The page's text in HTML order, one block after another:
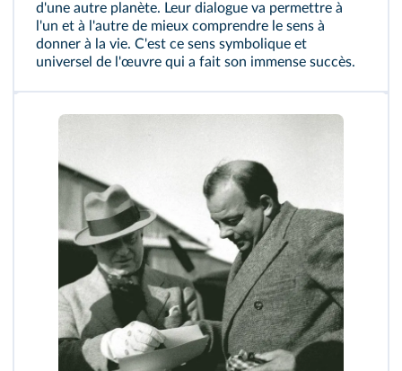
d'une autre planète. Leur dialogue va permettre à
l'un et à l'autre de mieux comprendre le sens à
donner à la vie. C'est ce sens symbolique et
universel de l'œuvre qui a fait son immense succès.